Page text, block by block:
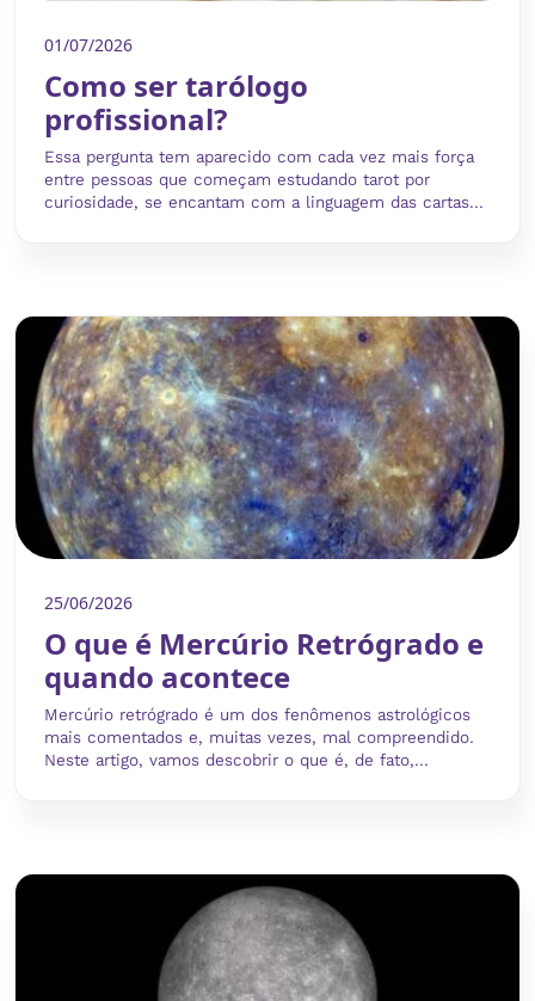
01/07/2026
Como ser tarólogo
profissional?
Essa pergunta tem aparecido com cada vez mais força
entre pessoas que começam estudando tarot por
curiosidade, se encantam com a linguagem das cartas...
25/06/2026
O que é Mercúrio Retrógrado e
quando acontece
Mercúrio retrógrado é um dos fenômenos astrológicos
mais comentados e, muitas vezes, mal compreendido.
Neste artigo, vamos descobrir o que é, de fato,...